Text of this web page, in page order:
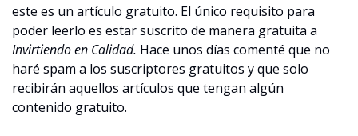
este es un artículo gratuito. El único requisito para
Invirtiendo en Calidad. Hace unos días comenté que no
haré spam a los suscriptores gratuitos y que solo
recibirán aquellos artículos que tengan algún
contenido gratuito.